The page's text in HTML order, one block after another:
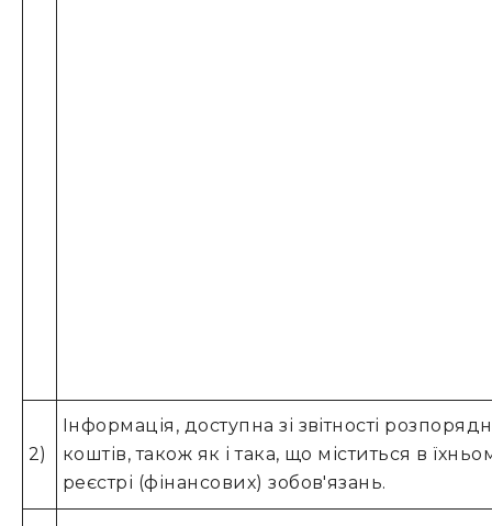
2)
Інформація, доступна зі звітності
коштів, також як і така, що міститься в
реєстрі (фінансових) зобов'язань.